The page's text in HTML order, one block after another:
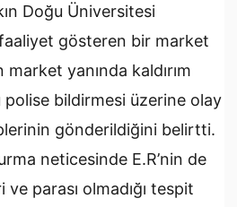
Doğu Üniversitesi
gösteren bir market
market yanında kaldırım
bildirmesi üzerine olay
gönderildiğini belirtti.
neticesinde E.R’nin de
ve parası olmadığı tespit